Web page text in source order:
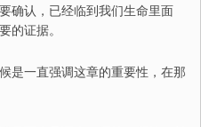
确认，已经临到我们生命里面
的证据。
是一直强调这章的重要性，在那